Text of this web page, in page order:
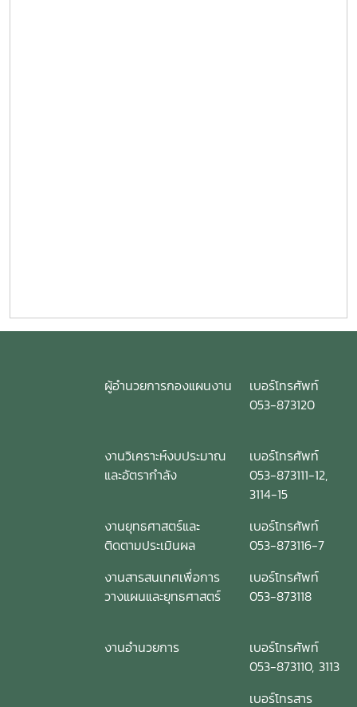
ผู้อำนวยการกองแผนงาน
เบอร์โทรศัพท์
053-873120
งานวิเคราะห์งบประมาณ
และอัตรากำลัง
เบอร์โทรศัพท์
053-873111-12,
3114-15
งานยุทธศาสตร์และ
ติดตามประเมินผล
เบอร์โทรศัพท์
053-873116-7
งานสารสนเทศเพื่อการ
วางแผนและยุทธศาสตร์
เบอร์โทรศัพท์
053-873118
งานอำนวยการ
เบอร์โทรศัพท์
053-873110, 3113
เบอร์โทรสาร